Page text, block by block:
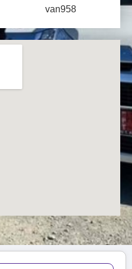
van958